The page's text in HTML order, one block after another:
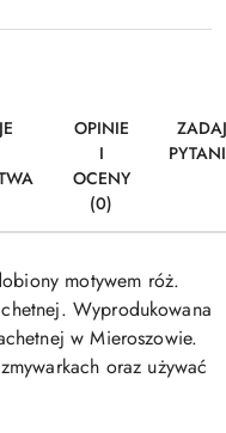
OPINIE
I
OCENY
(0)
motywem róż.
Wyprodukowana
w Mieroszowie.
oraz używać